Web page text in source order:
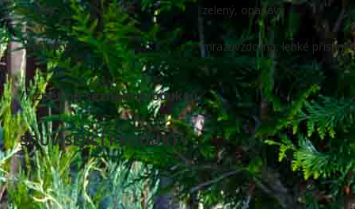
Listy: zelený, opadavý
Nároky: mrazuvzdorná, lehké
// zpět na seznam produktů
SOUVISEJÍCÍ PRODUKTY